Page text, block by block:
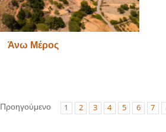
Άνω Μέρος
Προηγούμενο 1 2 3 4 5 6 7